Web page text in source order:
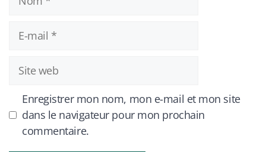
mail
Site
web
Enregistrer mon nom, mon e-mail et mon site
dans le navigateur pour mon prochain
commentaire.